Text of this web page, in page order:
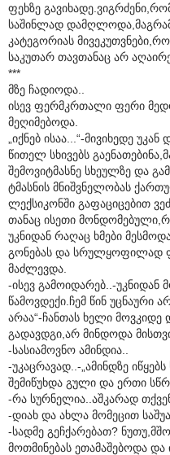
ფეხზე
საშინლად დამღლოდა,მაგრამ
კატეგორიას
საკუთარ თავთანაც არ
***
მზე ჩადიოდა..
ისევ ფერმკრთალი ფერი
მეღიმებოდა.
„იქნებ ისაა...“-მივიხედე
წითელ სხივებს
შემოვიტმასნე სხეულზე და
ტმასნის მნიშვნელობას
ლექსიკონში გაფაციცებით
თანაც ისეთი
უკნიდან რაღაც ხმები
გონებას და სრულყოფილად
მაძლევდა.
-ისევ გამოიდარებ..-უკნიდან
წამოვდექი.ჩემ წინ უცნაური
არაა“-ჩანთას ხელი მოვკიდე
გადავდგი,არ მინდოდა
-სასიამოვნო ამინდია..
-უკაცრავად..-„ამინდზე
შემიწუხდა გული და ერთი
-რა სურნელია..აშკარად
-დიახ და ახლა მომეცით
-სადმე გეჩქარებათ?
მოთმინებას ეთამაშებოდა და